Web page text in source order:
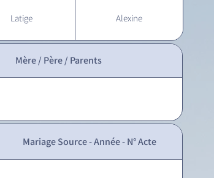
Latige Alexine
Mère / Père / Parents
Mariage Source - Année - N° Acte